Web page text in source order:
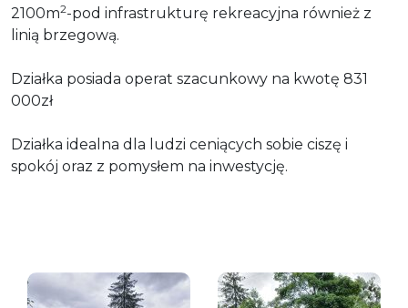
2100m2-pod infrastrukturę rekreacyjna również z
linią brzegową.
Działka posiada operat szacunkowy na kwotę 831
000zł
Działka idealna dla ludzi ceniących sobie ciszę i
spokój oraz z pomysłem na inwestycję.